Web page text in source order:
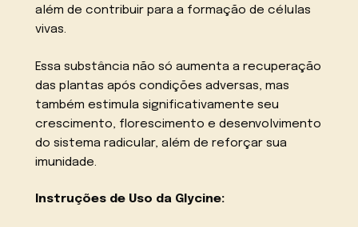
além de contribuir para a formação de células
vivas.
Essa substância não só aumenta a recuperação
das plantas após condições adversas, mas
também estimula significativamente seu
crescimento, florescimento e desenvolvimento
do sistema radicular, além de reforçar sua
imunidade.
Instruções de Uso da Glycine: